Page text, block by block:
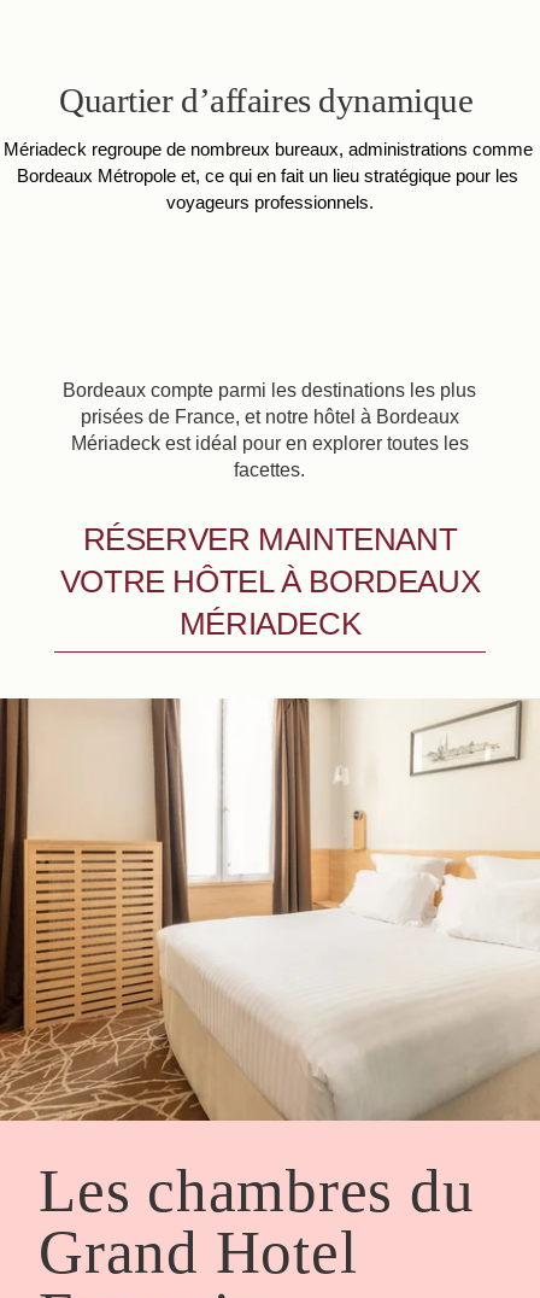
Quartier d’affaires dynamique
Mériadeck regroupe de nombreux bureaux, administrations comme
Bordeaux Métropole et, ce qui en fait un lieu stratégique pour les
voyageurs professionnels.
Bordeaux compte parmi les destinations les plus
prisées de France, et notre hôtel à Bordeaux
Mériadeck est idéal pour en explorer toutes les
facettes.
RÉSERVER MAINTENANT
VOTRE HÔTEL À BORDEAUX
MÉRIADECK
Les chambres du
Grand Hotel